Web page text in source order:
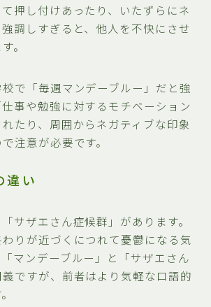
押し付けあったり、いたずらにネ
調しすぎると、他人を不快にさせ
。
で「毎週マンデーブルー」だと強
事や勉強に対するモチベーション
たり、周囲からネガティブな印象
注意が必要です。
違い
サザエさん症候群」があります。
りが近づくにつれて憂鬱になる気
マンデーブルー」と「サザエさん
ですが、前者はより気軽な口語的